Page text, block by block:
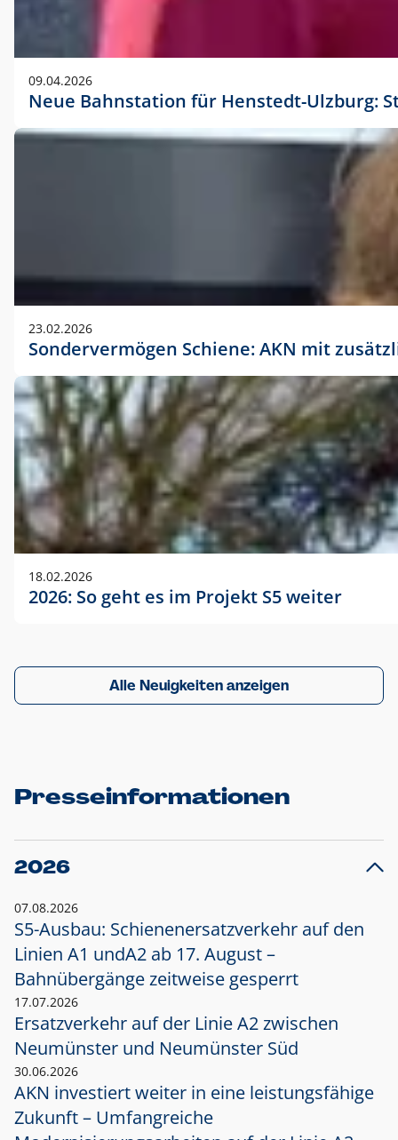
09.04.2026
Neue Bahnstation für Henstedt-Ulzburg:
23.02.2026
Sondervermögen Schiene: AKN mit
18.02.2026
2026: So geht es im Projekt S5 weiter
Alle Neuigkeiten anzeigen
Presseinformationen
2026
07.08.2026
S5-Ausbau: Schienenersatzverkehr auf den
Linien A1 undA2 ab 17. August –
Bahnübergänge zeitweise gesperrt
17.07.2026
Ersatzverkehr auf der Linie A2 zwischen
Neumünster und Neumünster Süd
30.06.2026
AKN investiert weiter in eine leistungsfähige
Zukunft – Umfangreiche